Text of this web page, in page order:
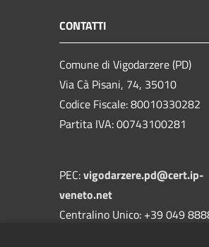
CONTATTI
Comune di Vigodarzere (PD)
Via Cà Pisani, 74, 35010
Codice Fiscale: 80010330282
Partita IVA: 00743100281
PEC:vigodarzere.pd@cert.ip-
veneto.net
Centralino Unico: +39 049